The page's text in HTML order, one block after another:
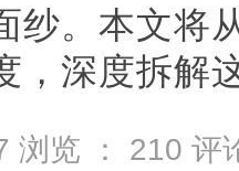
纱。本文将
，深度拆解
浏览 ： 210 评